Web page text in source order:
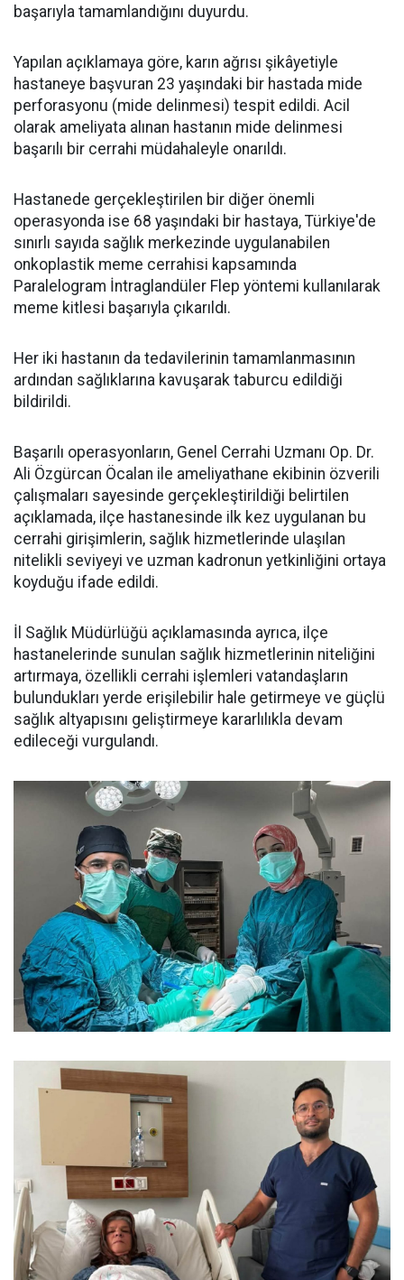
başarıyla tamamlandığını duyurdu.
Yapılan açıklamaya göre, karın ağrısı şikâyetiyle
hastaneye başvuran 23 yaşındaki bir hastada mide
perforasyonu (mide delinmesi) tespit edildi. Acil
olarak ameliyata alınan hastanın mide delinmesi
başarılı bir cerrahi müdahaleyle onarıldı.
Hastanede gerçekleştirilen bir diğer önemli
operasyonda ise 68 yaşındaki bir hastaya, Türkiye'de
sınırlı sayıda sağlık merkezinde uygulanabilen
onkoplastik meme cerrahisi kapsamında
Paralelogram İntraglandüler Flep yöntemi kullanılarak
meme kitlesi başarıyla çıkarıldı.
Her iki hastanın da tedavilerinin tamamlanmasının
ardından sağlıklarına kavuşarak taburcu edildiği
bildirildi.
Başarılı operasyonların, Genel Cerrahi Uzmanı Op. Dr.
Ali Özgürcan Öcalan ile ameliyathane ekibinin özverili
çalışmaları sayesinde gerçekleştirildiği belirtilen
açıklamada, ilçe hastanesinde ilk kez uygulanan bu
cerrahi girişimlerin, sağlık hizmetlerinde ulaşılan
nitelikli seviyeyi ve uzman kadronun yetkinliğini ortaya
koyduğu ifade edildi.
İl Sağlık Müdürlüğü açıklamasında ayrıca, ilçe
hastanelerinde sunulan sağlık hizmetlerinin niteliğini
artırmaya, özellikli cerrahi işlemleri vatandaşların
bulundukları yerde erişilebilir hale getirmeye ve güçlü
sağlık altyapısını geliştirmeye kararlılıkla devam
edileceği vurgulandı.